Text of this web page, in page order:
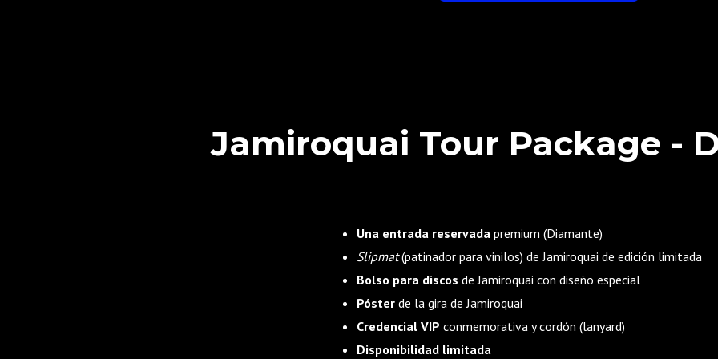
Jamiroquai Tour Package -
Una entrada reservada premium (Diamante)
Slipmat(patinador para vinilos) de Jamiroquai de edición limitada
Bolso para discos de Jamiroquai con diseño especial
Póster de la gira de Jamiroquai
Credencial VIP conmemorativa y cordón (lanyard)
Disponibilidad limitada